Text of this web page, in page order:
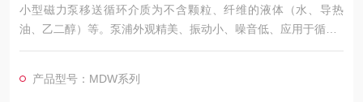
小型磁力泵移送循环介质为不含颗粒、纤维的液体（水、导热
油、乙二醇）等。泵浦外观精美、振动小、噪音低、应用于循环3
50℃以内高温导热油，循环180℃以内热水。
产品型号：MDW系列